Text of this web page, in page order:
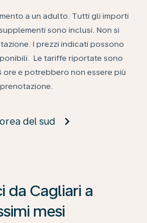
a un adulto. Tutti gli importi
sono inclusi. Non si
I prezzi indicati possono
Le tariffe riportate sono
e potrebbero non essere più
del sud
da Cagliari a
mesi
clic su “Cerca le offerte”